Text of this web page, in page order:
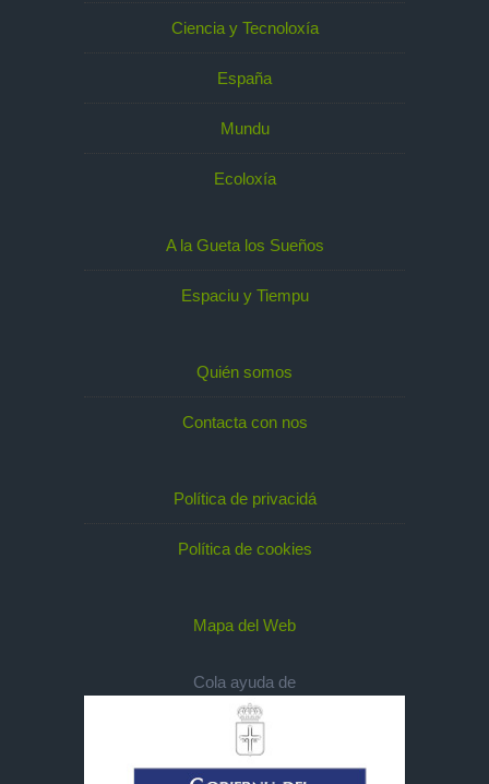
Ciencia y Tecnoloxía
España
Mundu
Ecoloxía
A la Gueta los Sueños
Espaciu y Tiempu
Quién somos
Contacta con nos
Política de privacidá
Política de cookies
Mapa del Web
Cola ayuda de